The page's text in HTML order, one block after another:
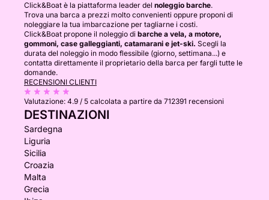
Click&Boat è la piattaforma leader del noleggio barche.
Trova una barca a prezzi molto convenienti oppure proponi di
noleggiare la tua imbarcazione per tagliarne i costi.
Click&Boat propone il noleggio di barche a vela, a motore,
gommoni, case galleggianti, catamarani e jet-ski. Scegli la
durata del noleggio in modo flessibile (giorno, settimana...) e
contatta direttamente il proprietario della barca per fargli tutte le
domande.
RECENSIONI CLIENTI
Valutazione: 4.9 / 5 calcolata a partire da 712391 recensioni
DESTINAZIONI
Sardegna
Liguria
Sicilia
Croazia
Malta
Grecia